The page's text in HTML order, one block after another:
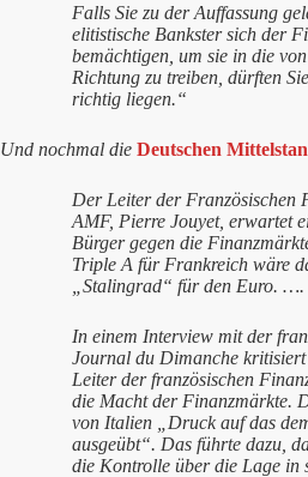
Falls Sie zu der Auffassung
elitistische Bankster sich der
bemächtigen, um sie in die
Richtung zu treiben, dürften
richtig liegen.“
Und nochmal die Deutschen
Der Leiter der Französischen
AMF, Pierre Jouyet, erwartet
Bürger gegen die
Triple A für Frankreich wäre
„Stalingrad“ für den Euro. ….
In einem Interview mit der
Journal du Dimanche kritisiert
Leiter der französischen
die Macht der Finanzmärkte.
von Italien „Druck auf das
ausgeübt“. Das führte dazu,
die Kontrolle über die Lage in